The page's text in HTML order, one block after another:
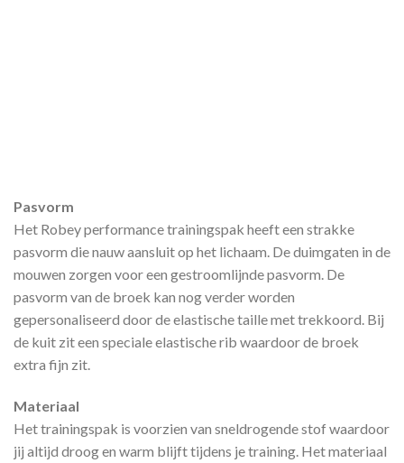
Pasvorm
Het Robey performance trainingspak heeft een strakke
pasvorm die nauw aansluit op het lichaam. De duimgaten in de
mouwen zorgen voor een gestroomlijnde pasvorm. De
pasvorm van de broek kan nog verder worden
gepersonaliseerd door de elastische taille met trekkoord. Bij
de kuit zit een speciale elastische rib waardoor de broek
extra fijn zit.
Materiaal
Het trainingspak is voorzien van sneldrogende stof waardoor
jij altijd droog en warm blijft tijdens je training. Het materiaal